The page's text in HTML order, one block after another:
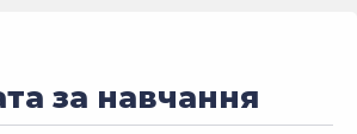
за навчання